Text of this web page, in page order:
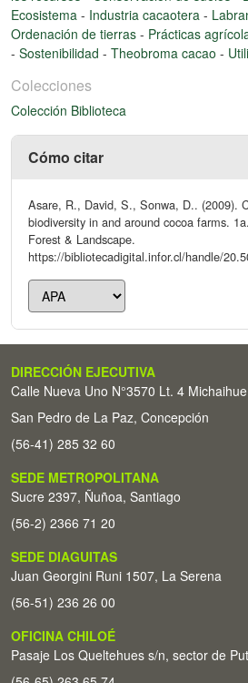
Ecosistema - Industria cacaotera -
Ordenación de tierras - Prácticas
- Sostenibilidad - Theobroma cacao -
Colecciones
Colección Biblioteca
Cómo citar
Asare, R., David, S., Sonwa, D.. (2009).
biodiversity in and around cocoa farms.
Forest & Landscape.
https://bibliotecadigital.infor.cl/handle/
DIRECCIÓN EJECUTIVA
Calle Nueva Uno N°3570 Lt. 4
San Pedro de La Paz, Concepción
(56-41) 285 32 60
SEDE METROPOLITANA
Sucre 2397, Ñuñoa, Santiago
(56-2) 2366 71 20
SEDE DIAGUITAS
Juan Georgini Runi 1507, La Serena
(56-51) 236 26 00
OFICINA CHILOÉ
Pasaje Los Queltehues s/n, sector de